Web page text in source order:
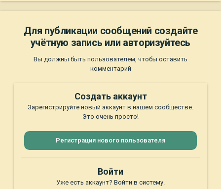
Для публикации сообщений создайте
учётную запись или авторизуйтесь
Вы должны быть пользователем, чтобы оставить
комментарий
Создать аккаунт
Зарегистрируйте новый аккаунт в нашем сообществе.
Это очень просто!
Регистрация нового пользователя
Войти
Уже есть аккаунт? Войти в систему.